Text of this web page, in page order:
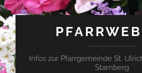
Infos zur Pfarrgemeinde St.
Starnberg